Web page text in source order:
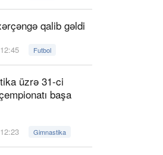
qalib gəldi
Futbol
üzrə 31-ci
başa
Gimnastika